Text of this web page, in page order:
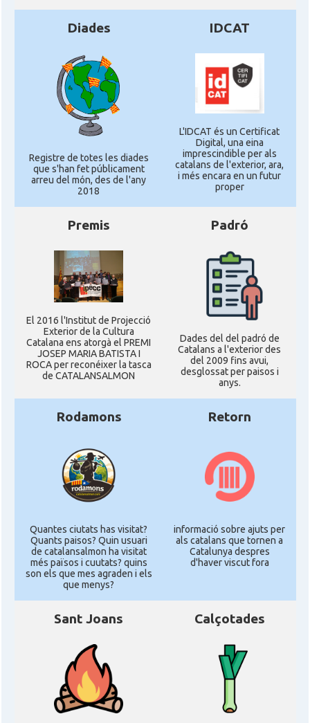
Diades
Registre de totes les diades
que s'han fet públicament
arreu del món, des de l'any
2018
IDCAT
L'IDCAT és un Certificat
Digital, una eina
imprescindible per als
catalans de l'exterior, ara,
i més encara en un futur
proper
Premis
El 2016 l'Institut de Projecció
Exterior de la Cultura
Catalana ens atorgà el PREMI
JOSEP MARIA BATISTA I
ROCA per reconéixer la tasca
de CATALANSALMON
Padró
Dades del del padró de
Catalans a l'exterior des
del 2009 fins avui,
desglossat per paisos i
anys.
Rodamons
Quantes ciutats has visitat?
Quants paisos? Quin usuari
de catalansalmon ha visitat
més països i cuutats? quins
son els que mes agraden i els
que menys?
Retorn
informació sobre ajuts per
als catalans que tornen a
Catalunya despres
d'haver viscut fora
Sant Joans Calçotades